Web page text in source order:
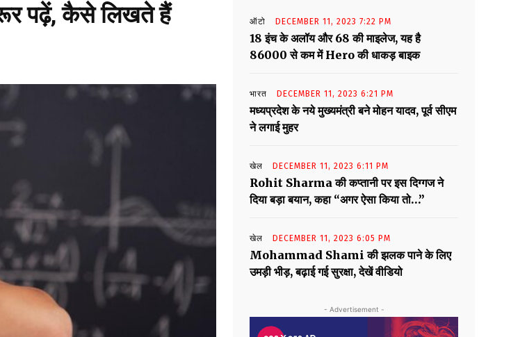
पढ़ें, कैसे लिखते हैं
ऑटो DECEMBER 11, 2023 7:22 PM
18 इंच के अलॉय और 68 की माइलेज, यह है
86000 से कम में Hero की धाकड़ बाइक
भारत DECEMBER 11, 2023 6:21 PM
मध्यप्रदेश के नये मुख्यमंत्री बने मोहन यादव, पूर्व सीएम
ने लगाई मुहर
खेल DECEMBER 11, 2023 6:11 PM
Rohit Sharma की कप्तानी पर इस दिग्गज ने
दिया बड़ा बयान, कहा “अगर ऐसा किया तो…”
खेल DECEMBER 11, 2023 6:05 PM
Mohammad Shami की झलक पाने के लिए
उमड़ी भीड़, बढ़ाई गई सुरक्षा, देखें वीडियो
- Advertisement -